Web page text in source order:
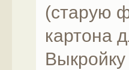
(старую
картона